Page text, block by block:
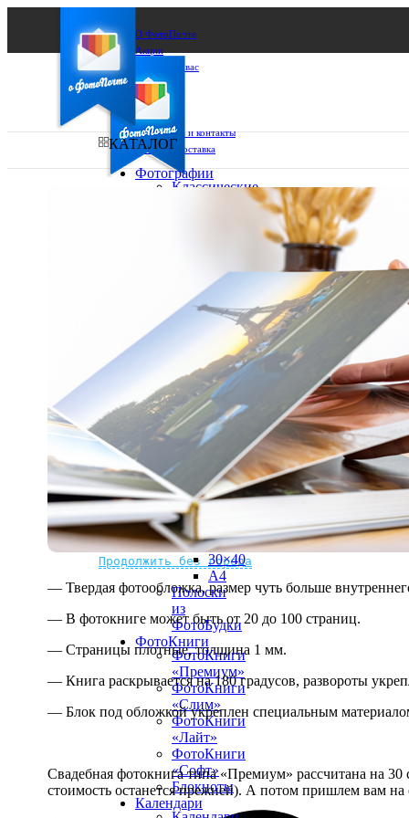
О ФотоПочте
Акции
Сделаем за вас
Бизнесу
FAQ
Франшиза
Поддержка и контакты
Оплата и доставка
Выберите из списка:
Не нашли Ваш город?
Мы доставляем по всему миру
Продолжить без города
КАТАЛОГ
Фотографии
Классические
15х20
20х30
30х30
30х40
А4
Фото
в
рамке
10х10
10×15
13×18
15×15
15×20
30×30
30×40
A4
Полоски
из
ФотоБудки
ФотоКниги
ФотоКниги
«Премиум»
ФотоКниги
«Слим»
ФотоКниги
«Лайт»
ФотоКниги
«Софт»
Блокноты
Календари
— Твердая фотообложка, размер чуть больше
— В фотокниге может быть от 20 до 100 страниц.
— Страницы плотные, толщина 1 мм.
— Книга раскрывается на 180 градусов, развороты
— Блок под обложкой укреплен специальным
Свадебная фотокнига типа «Премиум» рассчитана на
стоимость останется прежней). А потом пришлем вам на